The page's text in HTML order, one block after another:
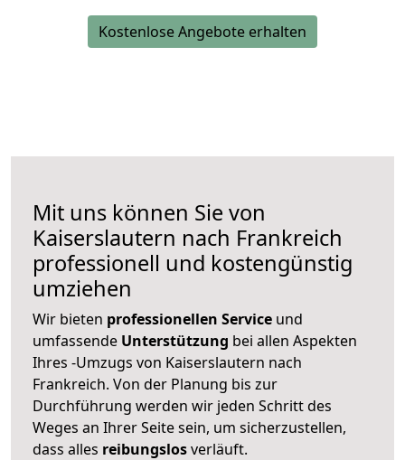
Kostenlose Angebote erhalten
Mit uns können Sie von
Kaiserslautern nach Frankreich
professionell und kostengünstig
umziehen
Wir bieten professionellen Service und
umfassende Unterstützung bei allen Aspekten
Ihres -Umzugs von Kaiserslautern nach
Frankreich. Von der Planung bis zur
Durchführung werden wir jeden Schritt des
Weges an Ihrer Seite sein, um sicherzustellen,
dass alles reibungslosverläuft.